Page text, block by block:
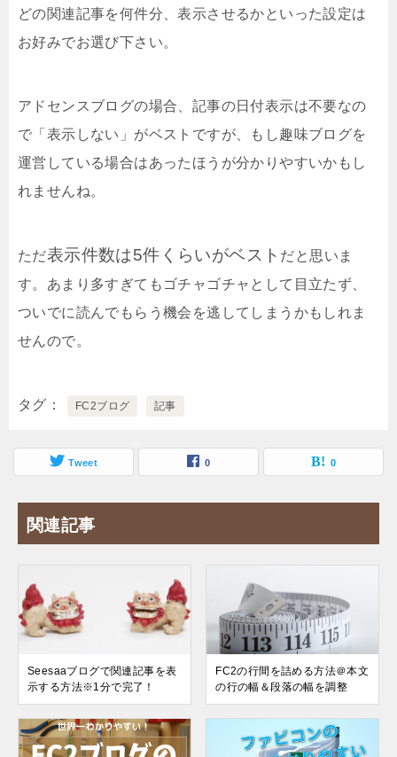
どの関連記事を何件分、表示させるかといった設定は
お好みでお選び下さい。
アドセンスブログの場合、記事の日付表示は不要なの
で 「表示しない」 がベストですが、もし趣味ブログを
運営している場合はあったほうが分かりやすいかもし
れませんね。
ただ表示件数は5件くらいがベスト だと思いま
す。あまり多すぎてもゴチャゴチャとして目立たず、
ついでに読んでもらう機会を逃してしまうかもしれま
せんので。
タグ FC2ブログ 記事
Tweet 0 0
関連記事
Seesaaブログで関連記事を表
示する方法※1分で完了！
FC2の行間を詰める方法＠本文
の行の幅＆段落の幅を調整